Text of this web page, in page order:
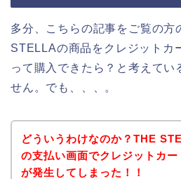
多分、こちらの記事をご覧の方
STELLAの商品をクレジットカ
って購入できたら？と考えてい
せん。でも、、、。
どういうわけなのか？THE
の支払い画面でクレジットカー
が発生してしまった！！